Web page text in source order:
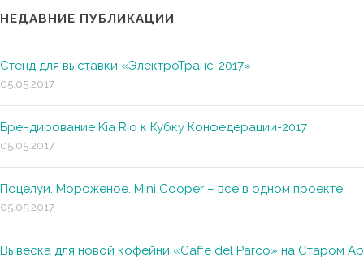
НЕДАВНИЕ ПУБЛИКАЦИИ
Стенд для выставки «ЭлектроТранс-2017»
05.05.2017
Брендирование Kia Rio к Кубку Конфедерации-2017
05.05.2017
Поцелуи. Мороженое. Mini Cooper – все в одном проекте
05.05.2017
Вывеска для новой кофейни «Caffe del Parco» на Старом